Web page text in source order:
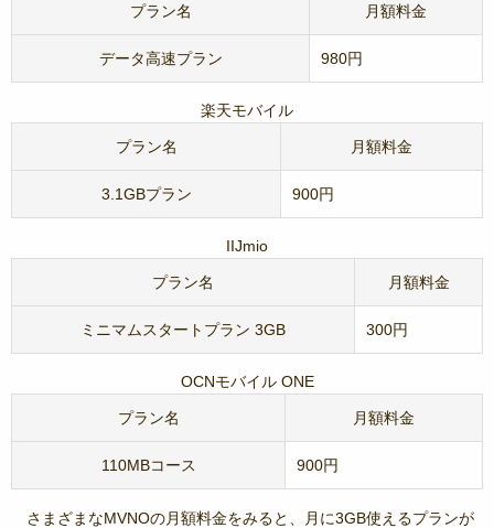
プラン名 月額料金
データ高速プラン 980円
楽天モバイル
プラン名 月額料金
3.1GBプラン 900円
IIJmio
プラン名 月額料金
ミニマムスタートプラン 3GB 300円
OCNモバイル ONE
プラン名 月額料金
110MBコース 900円
さまざまなMVNOの月額料金をみると、月に3GB使えるプランが